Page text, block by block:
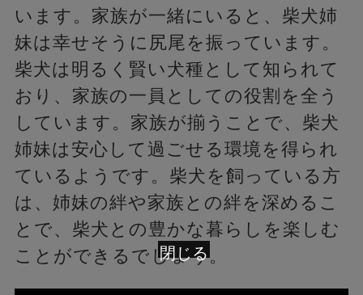
います。家族が一緒にいると、柴犬姉
妹は幸せそうに尻尾を振っています。
柴犬は明るく賢い犬種として知られて
おり、家族の一員としての役割を全う
しています。家族が揃うことで、柴犬
姉妹は安心して過ごせる環境を得られ
ているようです。柴犬を飼っている方
は、姉妹の絆や家族との絆を深めるこ
とで、柴犬との豊かな暮らしを楽しむ
ことができるでしょう。
閉じる